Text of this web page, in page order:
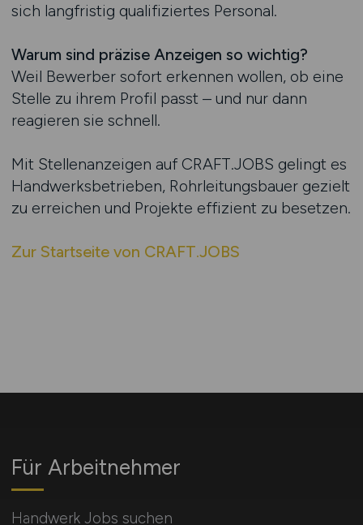
sich langfristig qualifiziertes Personal.
Warum sind präzise Anzeigen so wichtig?
Weil Bewerber sofort erkennen wollen, ob eine
Stelle zu ihrem Profil passt – und nur dann
reagieren sie schnell.
Mit Stellenanzeigen auf CRAFT.JOBS gelingt es
Handwerksbetrieben, Rohrleitungsbauer gezielt
zu erreichen und Projekte effizient zu besetzen.
Zur Startseite von CRAFT.JOBS
Für Arbeitnehmer
Handwerk Jobs suchen